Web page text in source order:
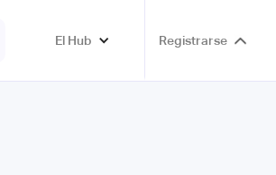
El Hub Registrarse